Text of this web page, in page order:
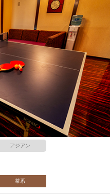
アジアン
茶系